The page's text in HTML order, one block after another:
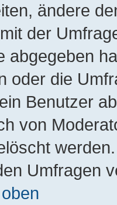
ändere
der
abgegeben
oder die
Benutzer
von
Umfragen